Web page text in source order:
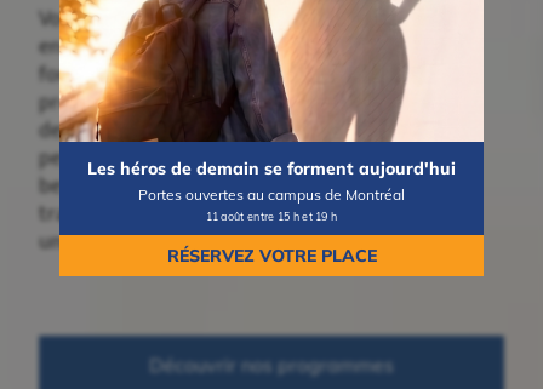
Les héros de demain se forment aujourd'hui
Portes ouvertes au campus de Montréal
11 août entre 15 h et 19 h
RÉSERVEZ VOTRE PLACE
Vous songez à
entreprendre une
formation collégiale ou
professionnelle? Découvrez
des programmes concrets,
pensés pour répondre aux
besoins du marché du
travail et vous mener vers
une carrière valorisante.
Découvrir nos programmes